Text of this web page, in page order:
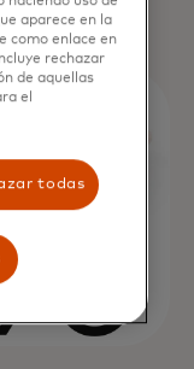
aparece en la
como enlace en
rechazar
de aquellas
el
todas